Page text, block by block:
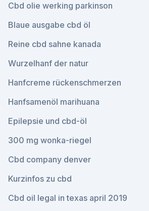
Cbd olie werking parkinson
Blaue ausgabe cbd öl
Reine cbd sahne kanada
Wurzelhanf der natur
Hanfcreme rückenschmerzen
Hanfsamenöl marihuana
Epilepsie und cbd-öl
300 mg wonka-riegel
Cbd company denver
Kurzinfos zu cbd
Cbd oil legal in texas april 2019